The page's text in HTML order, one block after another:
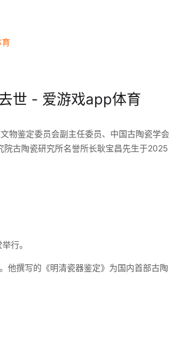
育
世 - 爱游戏app体育
鉴定委员会副主任委员、中国古陶瓷学会
古陶瓷研究所名誉所长耿宝昌先生于2025
行。
他撰写的《明清瓷器鉴定》为国内首部古陶